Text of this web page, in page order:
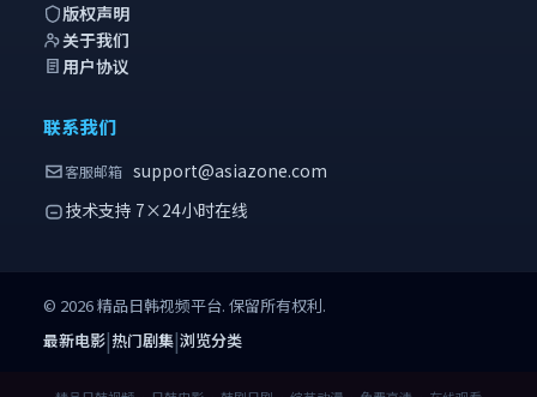
版权声明
关于我们
用户协议
联系我们
客服邮箱 support@asiazone.com
技术支持 7×24小时在线
© 2026精品日韩视频平台. 保留所有权利.
最新电影|热门剧集|浏览分类